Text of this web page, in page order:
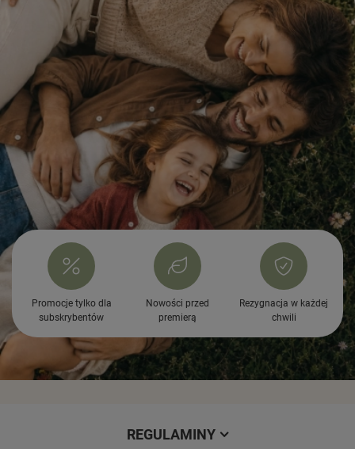
Promocje tylko dla
subskrybentów
Nowości przed
premierą
Rezygnacja w każdej
chwili
REGULAMINY